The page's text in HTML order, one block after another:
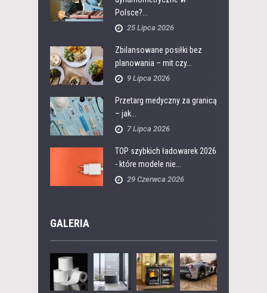
Polsce?...
25 Lipca 2026
Zbilansowane posiłki bez
planowania – mit czy...
9 Lipca 2026
Przetarg medyczny za granicą
– jak...
7 Lipca 2026
TOP szybkich ładowarek 2026
- które modele nie...
29 Czerwca 2026
GALERIA